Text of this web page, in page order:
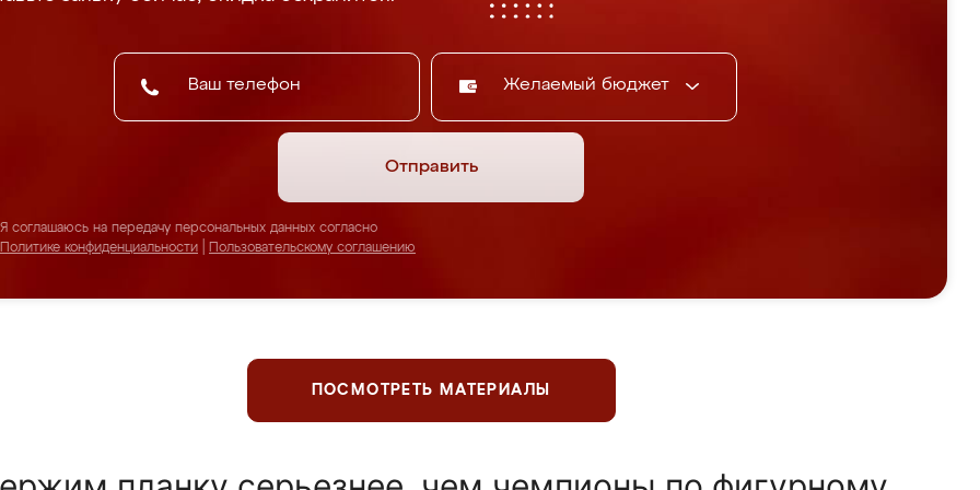
Желаемый бюджет
Отправить
Я соглашаюсь на передачу персональных данных согласно
Политике конфиденциальности
Пользовательскому соглашению
ПОСМОТРЕТЬ МАТЕРИАЛЫ